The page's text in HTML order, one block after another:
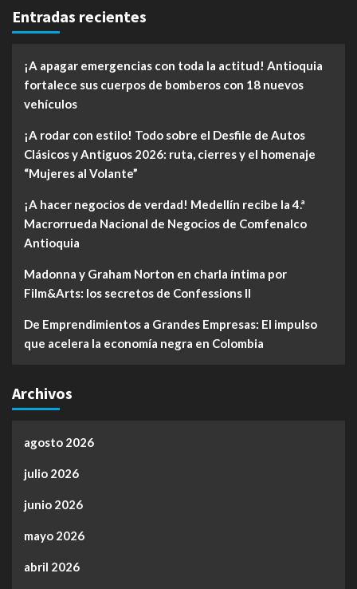
Entradas recientes
¡A apagar emergencias con toda la actitud! Antioquia
fortalece sus cuerpos de bomberos con 18 nuevos
vehículos
¡A rodar con estilo! Todo sobre el Desfile de Autos
Clásicos y Antiguos 2026: ruta, cierres y el homenaje
“Mujeres al Volante”
¡A hacer negocios de verdad! Medellín recibe la 4.ª
Macrorrueda Nacional de Negocios de Comfenalco
Antioquia
Madonna y Graham Norton en charla íntima por
Film&Arts: los secretos de Confessions II
De Emprendimientos a Grandes Empresas: El impulso
que acelera la economía negra en Colombia
Archivos
agosto 2026
julio 2026
junio 2026
mayo 2026
abril 2026